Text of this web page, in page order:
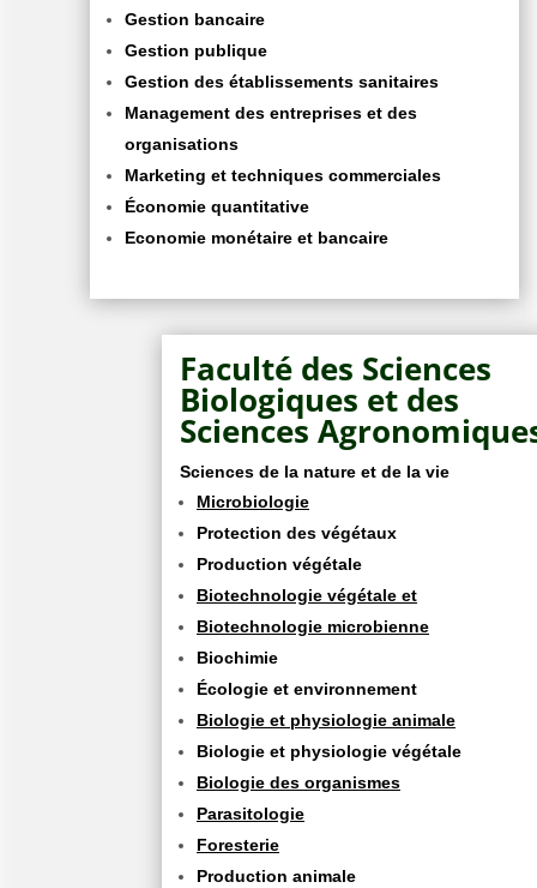
Gestion bancaire
Gestion publique
Gestion des établissements sanitaires
Management des entreprises et des
organisations
Marketing et techniques commerciales
Économie quantitative
Economie monétaire et bancaire
Faculté des Sciences
Biologiques et des
Sciences
Sciences de la nature et de la vie
Microbiologie
Protection des végétaux
Production végétale
Biotechnologie végétale et
Biotechnologie microbienne
Biochimie
Écologie et environnement
Biologie et physiologie animale
Biologie et physiologie végétale
Biologie des organismes
Parasitologie
Foresterie
Production animale